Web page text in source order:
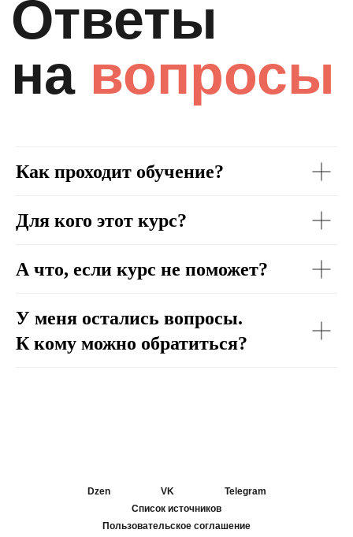
Как проходит обучение?
Для кого этот курс?
А что, если курс не поможет?
У меня остались вопросы.
К кому можно обратиться?
Dzen VK
Telegram
Список источников
Пользовательское соглашение